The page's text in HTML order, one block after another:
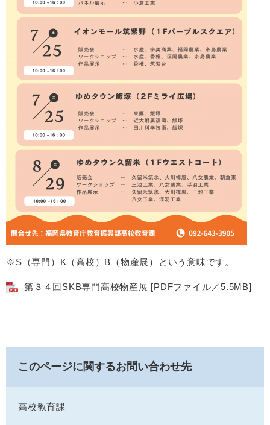
※S（専門）K（高校）B（物産展）という意味です。
第３４回SKB専門高校物産展 [PDFファイル／5.5MB]
このページに関するお問い合わせ先
高校教育課